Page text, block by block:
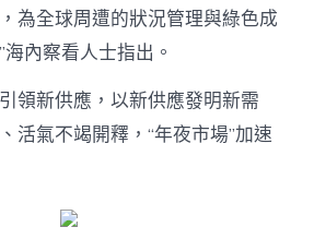
為全球周遭的狀況管理與綠色成
內察看人士指出。
領新供應，以新供應發明新需
活氣不竭開釋，“年夜市場”加速